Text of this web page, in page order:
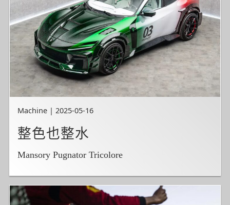
Machine | 2025-05-16
整色也整水
Mansory Pugnator Tricolore